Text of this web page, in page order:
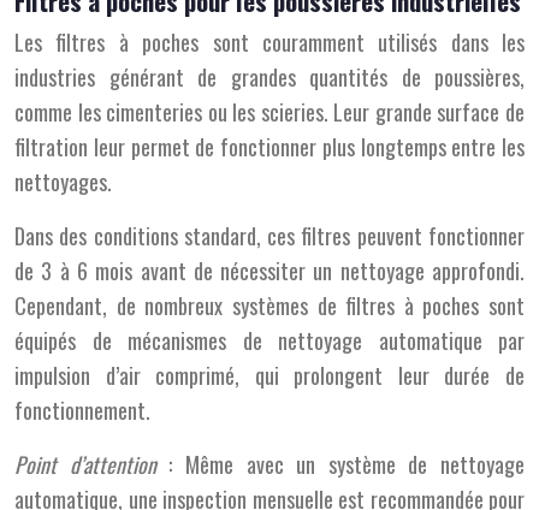
Les filtres à poches sont couramment utilisés dans les
industries générant de grandes quantités de poussières,
comme les cimenteries ou les scieries. Leur grande surface de
filtration leur permet de fonctionner plus longtemps entre les
nettoyages.
Dans des conditions standard, ces filtres peuvent fonctionner
de 3 à 6 mois avant de nécessiter un nettoyage approfondi.
Cependant, de nombreux systèmes de filtres à poches sont
équipés de mécanismes de nettoyage automatique par
impulsion d’air comprimé, qui prolongent leur durée de
fonctionnement.
Point d’attention : Même avec un système de nettoyage
automatique, une inspection mensuelle est recommandée pour